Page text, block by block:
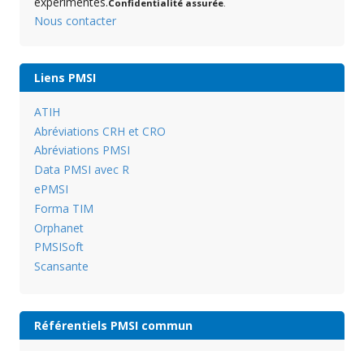
Confidentialité assurée.
Nous contacter
Liens PMSI
ATIH
Abréviations CRH et CRO
Abréviations PMSI
Data PMSI avec R
ePMSI
Forma TIM
Orphanet
PMSISoft
Scansante
Référentiels PMSI commun